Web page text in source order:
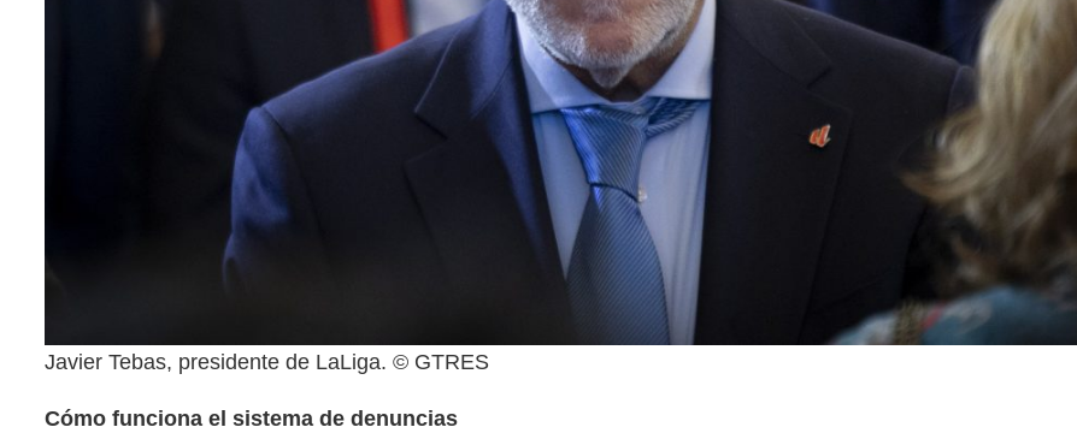
Javier Tebas, presidente de LaLiga. © GTRES
Cómo funciona el sistema de denuncias